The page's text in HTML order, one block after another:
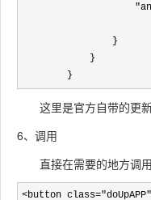
        }
这里是官方自带的更新
6、调用
直接在需要的地方调用